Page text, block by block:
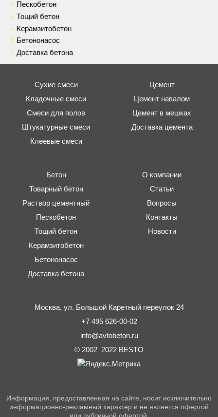
Пескобетон
Тощий бетон
Керамзитобетон
Бетононасос
Доставка бетона
Сухие смеси
Кладочные смеси
Смеси для полов
Штукатурные смеси
Клеевые смеси
Цемент
Цемент навалом
Цемент в мешках
Доставка цемента
Бетон
Товарный бетон
Раствор цементный
Пескобетон
Тощий бетон
Керамзитобетон
Бетононасос
Доставка бетона
О компании
Статьи
Вопросы
Контакты
Новости
Москва, ул. Большой Каретный переулок 24
+7 495 626-00-02
info@avtobeton.ru
© 2002–2022 BESTO
Информация, предоставленная на сайте, носит исключительно
информационно-рекламный характер и не является офертой